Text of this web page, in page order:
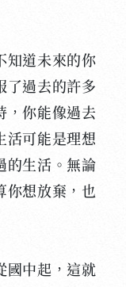
道未來的你
了過去的許多
，你能像過去
活可能是理想
的生活。無論
你想放棄，也
中起，這就